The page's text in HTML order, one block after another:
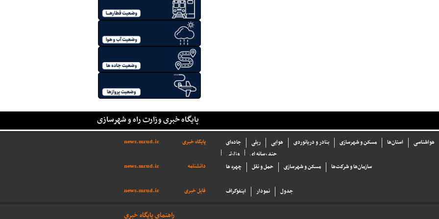
پایگاه خبری وزارت راه و شهرسازی
پایگاه خبری news.mrud.ir جاده‌ای ریلی هوایی بنادر و دریانوردی مسکن و شهرسازی استان‌ها
هواشناسی
وزارتی
چند رسانه ای
دانشنامه
news.mrud.ir چهره ها حمل و نقل مسکن و شهرسازی سازما‌ن‌ها و شركت‌ها
فایل خبری news.mrud.ir اینفوگراف نمودار جدول
راهنمای پایگاه خبری